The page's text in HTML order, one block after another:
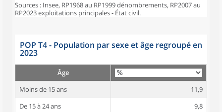
Sources : Insee, RP1968 au RP1999 dénombrements, RP2007 au
RP2023 exploitations principales - État civil.
POP T4 - Population par sexe et âge regroupé en
2023
Âge
Moins de 15 ans
11,9
De 15 à 24 ans
9,8